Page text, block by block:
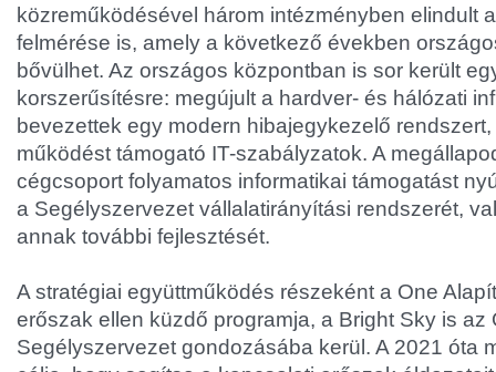
közreműködésével három intézményben elindult
felmérése is, amely a következő években
bővülhet. Az országos központban is sor került
korszerűsítésre: megújult a hardver- és hálózati
bevezettek egy modern hibajegykezelő
működést támogató IT-szabályzatok. A
cégcsoport folyamatos informatikai támogatást
a Segélyszervezet vállalatirányítási rendszerét,
annak további fejlesztését.
A stratégiai együttműködés részeként a One
erőszak ellen küzdő programja, a Bright Sky is az
Segélyszervezet gondozásába kerül. A 2021 óta